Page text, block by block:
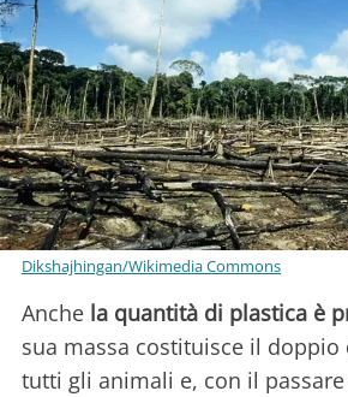
Dikshajhingan/Wikimedia Commons
Anche la quantità di plastica è
sua massa costituisce il doppio
tutti gli animali e, con il